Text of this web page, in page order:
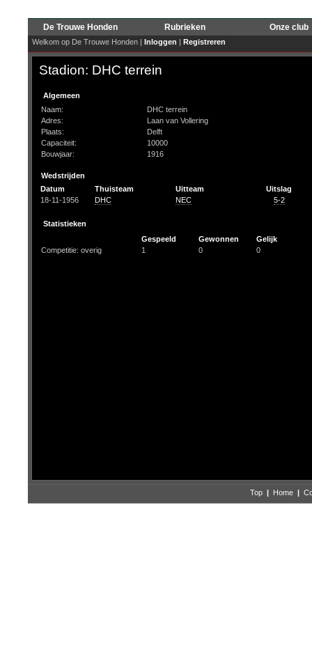
De Trouwe Honden Rubrieken Onze club
Welkom op De Trouwe Honden | Inloggen | Registreren
Stadion: DHC terrein
Algemeen
Naam:
DHC terrein
Adres:
Laan van Vollering
Plaats:
Delft
Capaciteit:
10000
Bouwjaar:
1916
Wedstrijden
Datum
Thuisteam Uitteam
Uitslag
18-11-1956
DHC NEC 5-2
Statistieken
Gespeeld
Gewonnen
Gelijk
Competitie: overig
1 0 0
Top | Home |